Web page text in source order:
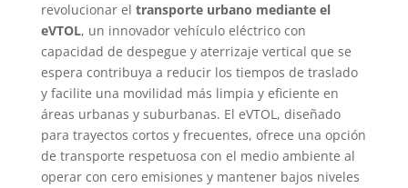
revolucionar el transporte urbano mediante el
eVTOL, un innovador vehículo eléctrico con
capacidad de despegue y aterrizaje vertical que se
espera contribuya a reducir los tiempos de traslado
y facilite una movilidad más limpia y eficiente en
áreas urbanas y suburbanas. El eVTOL, diseñado
para trayectos cortos y frecuentes, ofrece una opción
de transporte respetuosa con el medio ambiente al
operar con cero emisiones y mantener bajos niveles